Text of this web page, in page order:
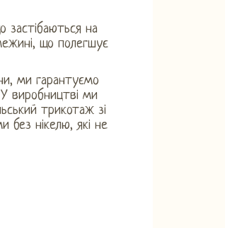
застібаються на
що полегшує
ми гарантуємо
виробництві ми
трикотаж зі
без нікелю, які не